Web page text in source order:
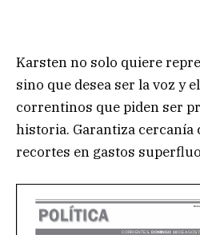
Karsten no solo quiere
sino que desea ser la voz y
correntinos que piden ser
historia. Garantiza cercanía
recortes en gastos